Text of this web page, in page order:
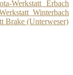
Werkstatt Erbach
Winterbach
Brake (Unterweser)